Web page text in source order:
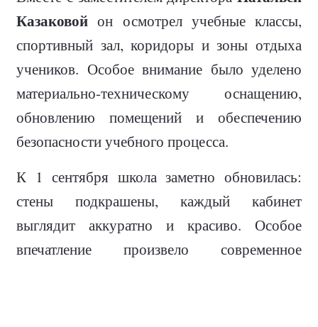
Казаковой он осмотрел учебные классы,
спортивный зал, коридоры и зоны отдыха
учеников. Особое внимание было уделено
материально-техническому оснащению,
обновлению помещений и обеспечению
безопасности учебного процесса.
К 1 сентября школа заметно обновилась:
стены подкрашены, каждый кабинет
выглядит аккуратно и красиво. Особое
впечатление произвело современное